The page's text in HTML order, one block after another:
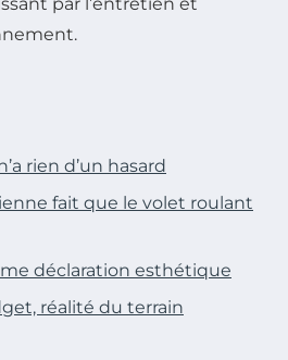
rien d’un hasard
fait que le volet roulant
déclaration esthétique
réalité du terrain